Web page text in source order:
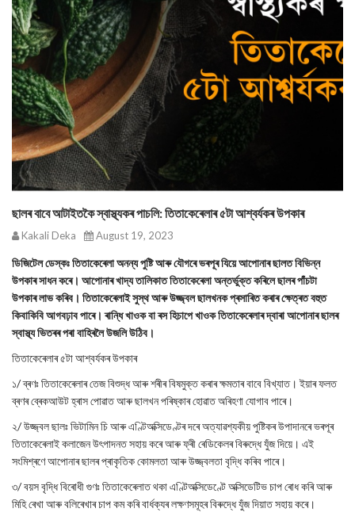
ছালৰ বাবে আটাইতকৈ স্বাস্থ্যকৰ পাচলি: তিতাকেৰেলাৰ ৫টা আশ্বৰ্যকৰ উপকাৰ
Kakali Deka August 19, 2023
ডিজিটেল ডেস্কঃ তিতাকেৰেলা অনন্য পুষ্টি আৰু যৌগৰে ভৰপূৰ যিয়ে আপোনাৰ ছালত বিভিন্ন
উপকাৰ সাধন কৰে। আপোনাৰ খাদ্য তালিকাত তিতাকেৰেলা অন্তৰ্ভুক্ত কৰিলে ছালৰ পাঁচটা
উপকাৰ লাভ কৰিব। তিতাকেৰেলাই সুস্থ আৰু উজ্জ্বল ছালখনক প্ৰসাৰিত কৰাৰ ক্ষেত্ৰত বহুত
কিবাকিবি আগবঢ়াব পাৰে। ৰান্ধি খাওক বা ৰস হিচাপে খাওক তিতাকেৰেলাৰ দ্বাৰা আপোনাৰ ছালৰ
স্বাস্থ্য ভিতৰৰ পৰা বাহিৰলৈ উজলি উঠিব।
তিতাকেৰেলাৰ ৫টা আশ্বৰ্যকৰ উপকাৰ
১/ ব্ৰণঃ তিতাকেৰেলাৰ তেজ বিশুদ্ধ আৰু শৰীৰ বিষমুক্ত কৰাৰ ক্ষমতাৰ বাবে বিখ্যাত। ইয়াৰ ফলত
ব্ৰণৰ ব্ৰেকআউট হ্ৰাস পোৱাত আৰু ছালখন পৰিষ্কাৰ হোৱাত অৰিহণা যোগাব পাৰে।
২/ উজ্জ্বল ছালঃ ভিটামিন চি আৰু এণ্টিঅক্সিডেণ্টৰ দৰে অত্যাৱশ্যকীয় পুষ্টিকৰ উপাদানৰে ভৰপূৰ
তিতাকেৰেলাই কলাজেন উৎপাদনত সহায় কৰে আৰু ফ্ৰী ৰেডিকেলৰ বিৰুদ্ধে যুঁজ দিয়ে। এই
সংমিশ্ৰণে আপোনাৰ ছালৰ প্ৰাকৃতিক কোমলতা আৰু উজ্জ্বলতা বৃদ্ধি কৰিব পাৰে।
৩/ বয়স বৃদ্ধি বিৰোধী গুণঃ তিতাকেৰেলাত থকা এণ্টিঅক্সিডেণ্টে অক্সিডেটিভ চাপ ৰোধ কৰি আৰু
মিহি ৰেখা আৰু বলিৰেখাৰ চাপ কম কৰি বাৰ্ধক্যৰ লক্ষণসমূহৰ বিৰুদ্ধে যুঁজ দিয়াত সহায় কৰে।